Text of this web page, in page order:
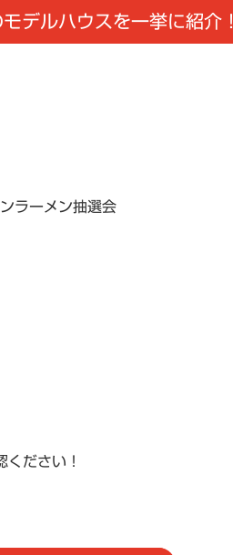
デルハウスを一挙に紹介！
ラーメン抽選会
ださい！